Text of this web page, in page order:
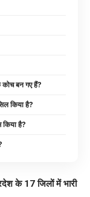
कोच बन गए हैं?
किया है?
है?
के 17 जिलों में भारी